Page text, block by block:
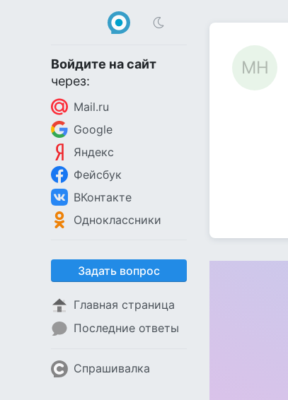
Войдите на сайт
через:
Mail.ru
Google
Яндекс
Фейсбук
ВКонтакте
Одноклассники
Задать вопрос
Главная страница
Последние ответы
Спрашивалка
МН